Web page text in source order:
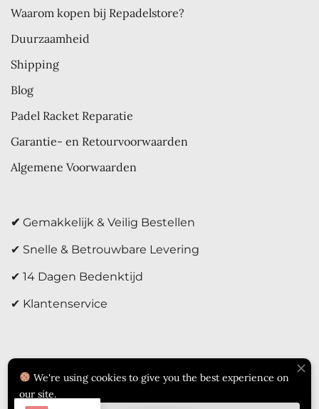
Waarom kopen bij Repadelstore?
Duurzaamheid
Shipping
Blog
Padel Racket Reparatie
Garantie- en Retourvoorwaarden
Algemene Voorwaarden
✔ Gemakkelijk & Veilig Bestellen
✔ Snelle & Betrouwbare Levering
✔ 14 Dagen Bedenktijd
✔ Klantenservice
We're using cookies to give you the best experience on
our site.